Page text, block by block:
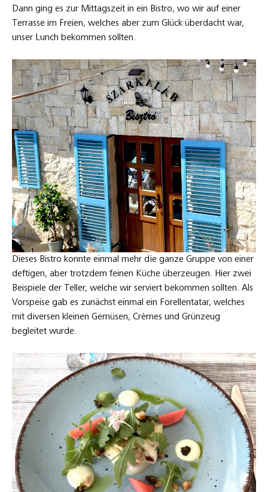
Dann ging es zur Mittagszeit in ein Bistro, wo wir auf einer
Terrasse im Freien, welches aber zum Glück überdacht war,
unser Lunch bekommen sollten.
Dieses Bistro konnte einmal mehr die ganze Gruppe von einer
deftigen, aber trotzdem feinen Küche überzeugen. Hier zwei
Beispiele der Teller, welche wir serviert bekommen sollten. Als
Vorspeise gab es zunächst einmal ein Forellentatar, welches
mit diversen kleinen Gemüsen, Crèmes und Grünzeug
begleitet wurde.